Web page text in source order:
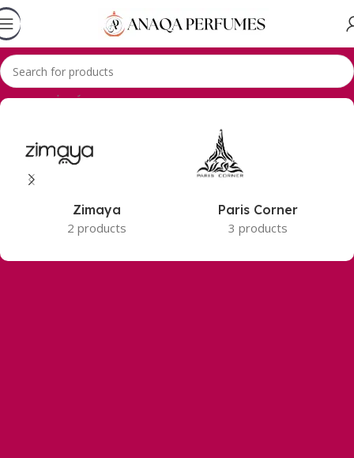
Accueil Geparlys
Zimaya
2 products
Paris Corner
3 products